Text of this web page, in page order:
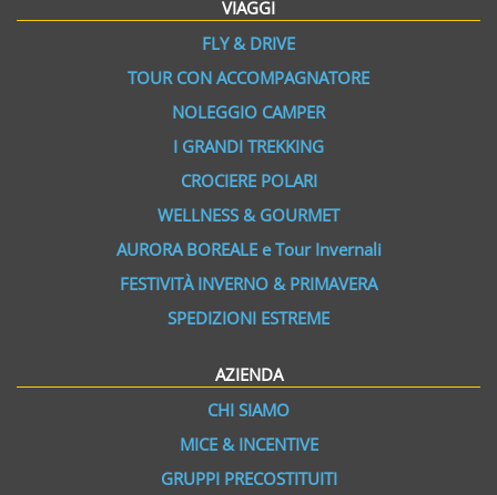
VIAGGI
FLY & DRIVE
TOUR CON ACCOMPAGNATORE
NOLEGGIO CAMPER
I GRANDI TREKKING
CROCIERE POLARI
WELLNESS & GOURMET
AURORA BOREALE e Tour Invernali
FESTIVITÀ INVERNO & PRIMAVERA
SPEDIZIONI ESTREME
AZIENDA
CHI SIAMO
MICE & INCENTIVE
GRUPPI PRECOSTITUITI